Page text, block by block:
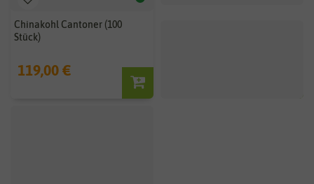
Chinakohl Cantoner (100
Stück)
119,00 €